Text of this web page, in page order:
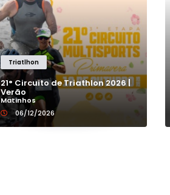
PERNAMBUCO
PIAUÍ
RIO DE
RIO GRANDE
Triatlhon
21° Circuito de Triathlon 2026 |
Verão
Matinhos
06/12/2026